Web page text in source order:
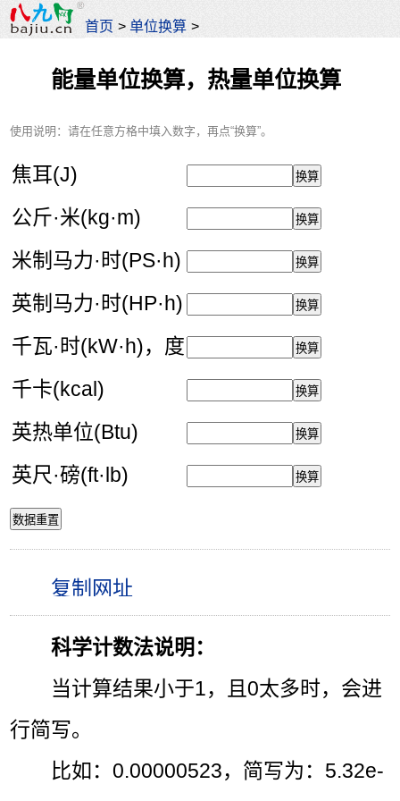
首页 >单位换算 >
能量单位换算，热量单位换算
使用说明：请在任意方格中填入数字，再点“换算”。
焦耳(J)
公斤·米(kg·m)
米制马力·时(PS·h)
英制马力·时(HP·h)
千瓦·时(kW·h)，度
千卡(kcal)
英热单位(Btu)
英尺·磅(ft·lb)
科学计数法说明：
当计算结果小于1，且0太多时，会进
行简写。
比如：0.00000523，简写为：5.32e-